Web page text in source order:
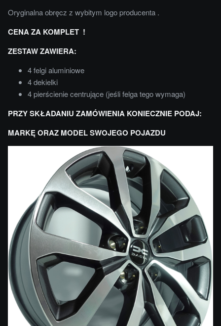
Oryginalna obręcz z wybitym logo producenta .
CENA ZA KOMPLET !
ZESTAW ZAWIERA:
4 felgi aluminiowe
4 dekielki
4 pierścienie centrujące (jeśli felga tego wymaga)
PRZY SKŁADANIU ZAMÓWIENIA KONIECZNIE PODAJ:
MARKĘ ORAZ MODEL SWOJEGO POJAZDU